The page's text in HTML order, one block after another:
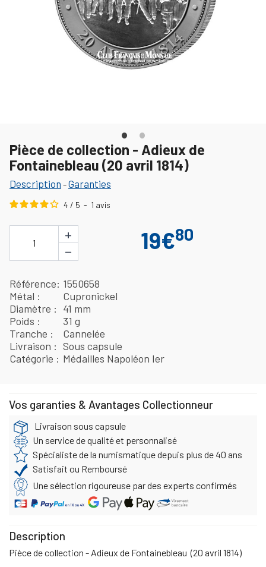
Pièce de collection - Adieux de
Fontainebleau (20 avril 1814)
Description -Garanties
4 / 5 - 1 avis
1
+
−
19€80
Référence 1550658
Métal
Cupronickel
Diamètre
41 mm
Poids
31 g
Tranche
Cannelée
Livraison
Sous capsule
Catégorie
Médailles Napoléon Ier
Vos garanties & Avantages Collectionneur
Livraison sous capsule
Un service de qualité et personnalisé
Spécialiste de la numismatique depuis plus de 40 ans
Satisfait ou Remboursé
Une sélection rigoureuse par des experts confirmés
Description
Pièce de collection - Adieux de Fontainebleau (20 avril 1814)